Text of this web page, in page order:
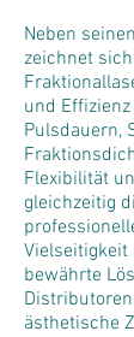
Neben
zeichnet
und
Pulsdauern,
Flexibilität
gleichzeitig
Vielseitigkeit
bewährte
ästhetische